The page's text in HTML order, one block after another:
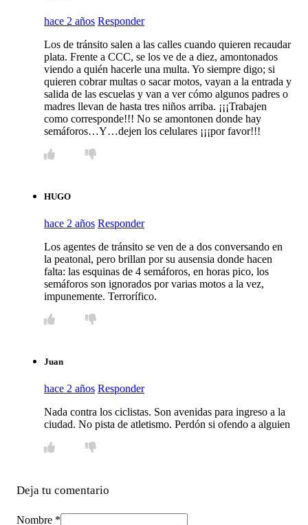
hace 2 años Responder
Los de tránsito salen a las calles cuando quieren recaudar
plata. Frente a CCC, se los ve de a diez, amontonados
viendo a quién hacerle una multa. Yo siempre digo; si
quieren cobrar multas o sacar motos, vayan a la entrada y
salida de las escuelas y van a ver cómo algunos padres o
madres llevan de hasta tres niños arriba. ¡¡¡Trabajen
como corresponde!!! No se amontonen donde hay
semáforos…Y…dejen los celulares ¡¡¡por favor!!!
HUGO
hace 2 años Responder
Los agentes de tránsito se ven de a dos conversando en
la peatonal, pero brillan por su ausensia donde hacen
falta: las esquinas de 4 semáforos, en horas pico, los
semáforos son ignorados por varias motos a la vez,
impunemente. Terrorífico.
Juan
hace 2 años Responder
Nada contra los ciclistas. Son avenidas para ingreso a la
ciudad. No pista de atletismo. Perdón si ofendo a alguien
Deja tu comentario
Nombre *